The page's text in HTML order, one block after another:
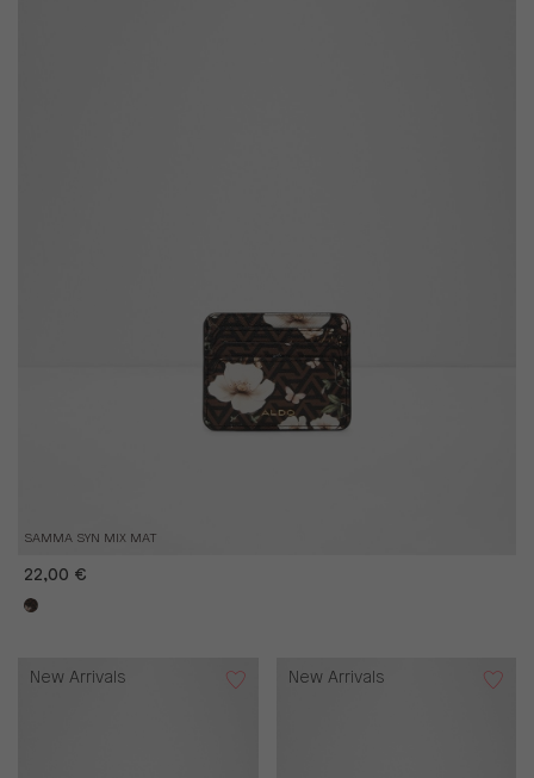
SAMMA SYN MIX MAT
22,00 €
New Arrivals New Arrivals